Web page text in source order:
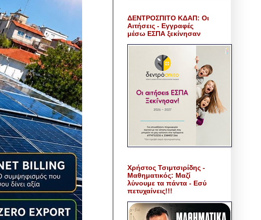
ΔΕΝΤΡΟΣΠΙΤΟ ΚΔΑΠ: Οι
Αιτήσεις - Εγγραφές
μέσω ΕΣΠΑ ξεκίνησαν
Χρήστος Τσιμτσιρίδης -
Μαθηματικός: Μαζί
λύνουμε τα πάντα - Εσύ
πετυχαίνεις!!!